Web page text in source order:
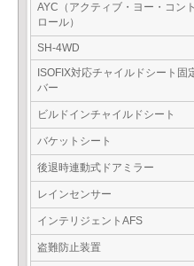
AYC（アクティブ・ヨー・コント
ロール）
SH-4WD
ISOFIX対応チャイルドシート固
バー
ビルドインチャイルドシート
バケットシート
後退時連動式ドアミラー
レインセンサー
インテリジェントAFS
盗難防止装置